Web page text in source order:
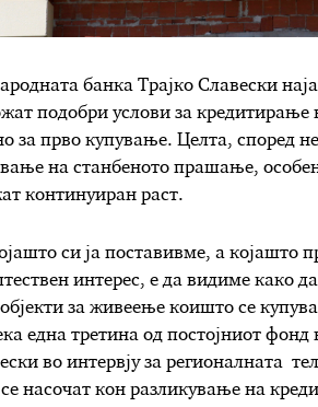
банка Трајко Славески
подобри услови за кредитирање
за прво купување. Целта, според
на станбеното прашање,
континуиран раст.
си ја поставивме, а којашто
интерес, е да видиме како
за живеење коишто се
една третина од постојниот фонд
во интервју за регионалната
насочат кон разликување на